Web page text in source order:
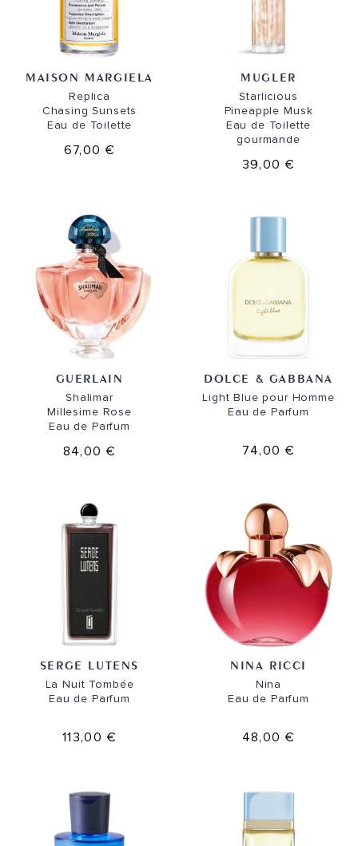
MAISON MARGIELA
Replica
Chasing Sunsets
Eau de Toilette
67,00 €
MUGLER
Starlicious
Pineapple Musk
Eau de Toilette
gourmande
39,00 €
GUERLAIN
Shalimar
Millesime Rose
Eau de Parfum
84,00 €
DOLCE & GABBANA
Light Blue pour Homme
Eau de Parfum
74,00 €
SERGE LUTENS
La Nuit Tombée
Eau de Parfum
113,00 €
NINA RICCI
Nina
Eau de Parfum
48,00 €